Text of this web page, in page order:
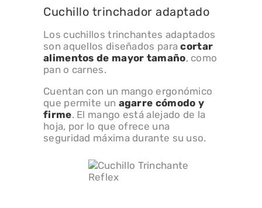
Cuchillo trinchador adaptado
Los cuchillos trinchantes adaptados
son aquellos diseñados paracortar
alimentos de mayor tamaño, como
pan o carnes.
Cuentan con un mango ergonómico
que permite un agarre cómodo y
firme. El mango está alejado de la
hoja, por lo que ofrece una
seguridad máxima durante su uso.